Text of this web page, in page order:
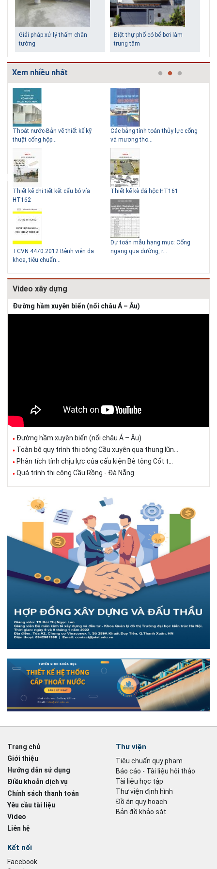
Giải pháp xử lý thấm chân
tường
Biệt thự phố có bể bơi làm
trung tâm
Những ngôi nhà một tầng ít
tiền vẫn đẹp
Lý do nên sử dụng gạch block
để xây nhà
Xem nhiều nhất
tính toán thủy lực cống
tho...
đá hộc HT161
hạng mục: Cống
đường, r...
Cấp nước-Bản vẽ chi tiết cấu tạo hố
Thoát nước-Bản vẽ thiết kế kỹ
thuật cống tròn...
Hồ sơ mẫu bản vẽ thiết kế hệ thống
TCXDVN
Hồ sơ Đề xuất
Video xây dựng
Đường hầm xuyên biển (nối châu Á – Âu)
Đường hầm xuyên biển (nối châu Á – Âu)
Toàn bộ quy trình thi công Cầu xuyên qua thung lũn...
Phân tích tính chịu lực của cấu kiện Bê tông Cốt t...
Quá trình thi công Cầu Rồng - Đà Nẵng
Trang chủ
Giới thiệu
Hướng dẫn sử dụng
Điều khoản dịch vụ
Chính sách thanh toán
Yêu cầu tài liệu
Video
Liên hệ
Thư viện
Tiêu chuẩn quy phạm
Báo cáo - Tài liệu hội thảo
Tài liệu học tập
Thư viện định hình
Đồ án quy hoạch
Bản đồ khảo sát
Kết nối
Facebook